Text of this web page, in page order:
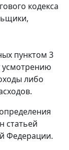
кодекса
пунктом 3
усмотрению
либо
статьей
Федерации.